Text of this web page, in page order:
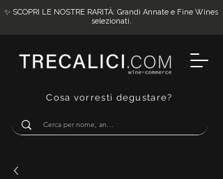
Cosa vorresti degustare?
✨ SCOPRI LE NOSTRE RARITÀ: Grandi Annate e Fine Wines
selezionati.